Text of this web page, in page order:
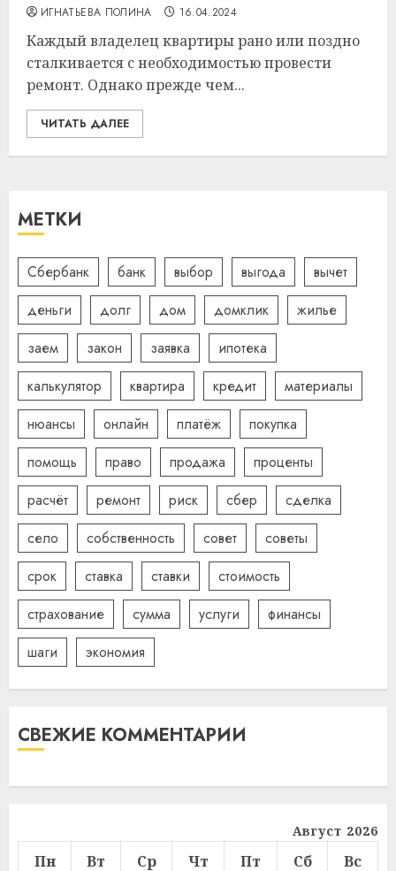
ИГНАТЬЕВА ПОЛИНА 16.04.2024
Каждый владелец квартиры рано или поздно
сталкивается с необходимостью провести
ремонт. Однако прежде чем...
ЧИТАТЬ ДАЛЕЕ
МЕТКИ
Сбербанк банк выбор выгода
вычет
деньги
долг дом домклик
жилье
заем
закон заявка
ипотека
калькулятор
квартира кредит
материалы
нюансы
онлайн платёж
покупка
помощь
право продажа
проценты
расчёт
ремонт риск сбер
сделка
село
собственность совет
советы
срок
ставка ставки
стоимость
страхование
сумма услуги
финансы
шаги
экономия
СВЕЖИЕ КОММЕНТАРИИ
Август 2026
Пн Вт Ср Чт Пт Сб Вс